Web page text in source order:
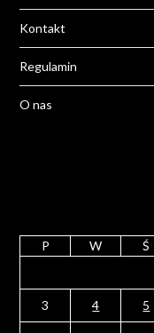
Kontakt
Regulamin
O nas
P W Ś
3 4 5